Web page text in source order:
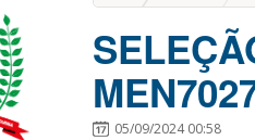
05/09/2024 00:58